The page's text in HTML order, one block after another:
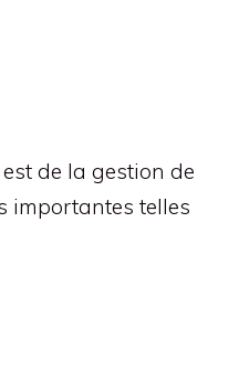
de la gestion de
importantes telles